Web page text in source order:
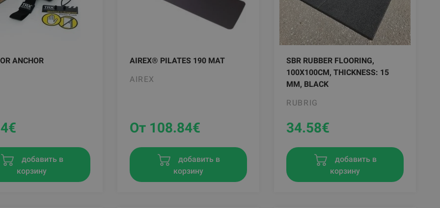
ANCHOR
€
добавить в
корзину
AIREX® PILATES 190 MAT
AIREX
От 108.84€
добавить в
корзину
SBR RUBBER FLOORING,
100X100CM, THICKNESS: 15
MM, BLACK
RUBRIG
34.58€
добавить в
корзину